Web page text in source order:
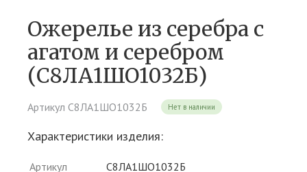
Ожерелье из серебра c
агатом и серебром
(С8ЛА1ШО1032Б)
Артикул С8ЛА1ШО1032Б Нет в наличии
Характеристики изделия:
Артикул
С8ЛА1ШО1032Б